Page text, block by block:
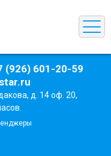
(926) 601-20-59
д. 14 оф. 20,